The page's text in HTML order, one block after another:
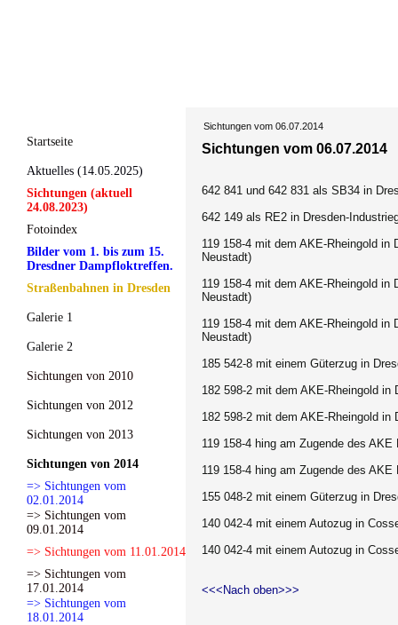
Startseite
Aktuelles (14.05.2025)
Sichtungen (aktuell
24.08.2023)
Fotoindex
Bilder vom 1. bis zum 15.
Dresdner Dampfloktreffen.
Straßenbahnen in Dresden
Galerie 1
Galerie 2
Sichtungen von 2010
Sichtungen von 2012
Sichtungen von 2013
Sichtungen von 2014
=> Sichtungen vom
02.01.2014
=> Sichtungen vom
09.01.2014
=> Sichtungen vom 11.01.2014
=> Sichtungen vom
17.01.2014
=> Sichtungen vom
18.01.2014
Sichtungen vom 06.07.2014
Sichtungen vom 06.07.2014
642 841 und 642 831 als SB34 in
642 149 als RE2 in Dresden-
119 158-4 mit dem AKE-Rheingold in
Neustadt)
119 158-4 mit dem AKE-Rheingold in
Neustadt)
119 158-4 mit dem AKE-Rheingold in
Neustadt)
185 542-8 mit einem Güterzug in
182 598-2 mit dem AKE-Rheingold
182 598-2 mit dem AKE-Rheingold
119 158-4 hing am Zugende des AKE
119 158-4 hing am Zugende des AKE
155 048-2 mit einem Güterzug in
140 042-4 mit einem Autozug in
140 042-4 mit einem Autozug in
<<<Nach oben>>>